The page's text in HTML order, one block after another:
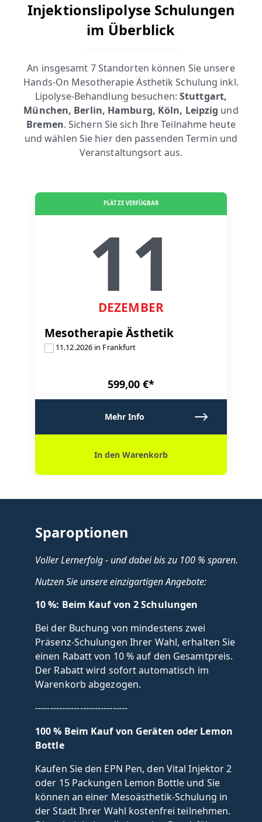
Injektionslipolyse Schulungen
im Überblick
An insgesamt 7 Standorten können Sie unsere
Hands-On Mesotherapie Ästhetik Schulung inkl.
Lipolyse-Behandlung besuchen: Stuttgart,
München, Berlin, Hamburg, Köln, Leipzig und
Bremen. Sichern Sie sich Ihre Teilnahme heute
und wählen Sie hier den passenden Termin und
Veranstaltungsort aus.
PLÄTZE VERFÜGBAR
11
DEZEMBER
Mesotherapie Ästhetik
11.12.2026 in Frankfurt
599,00 €*
Mehr Info
In den Warenkorb
Sparoptionen
Voller Lernerfolg - und dabei bis zu 100 % sparen.
Nutzen Sie unsere einzigartigen Angebote:
10 %: Beim Kauf von 2 Schulungen
Bei der Buchung von mindestens zwei
Präsenz-Schulungen Ihrer Wahl, erhalten Sie
einen Rabatt von 10 % auf den Gesamtpreis.
Der Rabatt wird sofort automatisch im
Warenkorb abgezogen.
-------------------------------
100 % Beim Kauf von Geräten oder Lemon
Bottle
Kaufen Sie den EPN Pen, den Vital Injektor 2
oder 15 Packungen Lemon Bottle und Sie
können an einer Mesoästhetik-Schulung in
der Stadt Ihrer Wahl kostenfrei teilnehmen.